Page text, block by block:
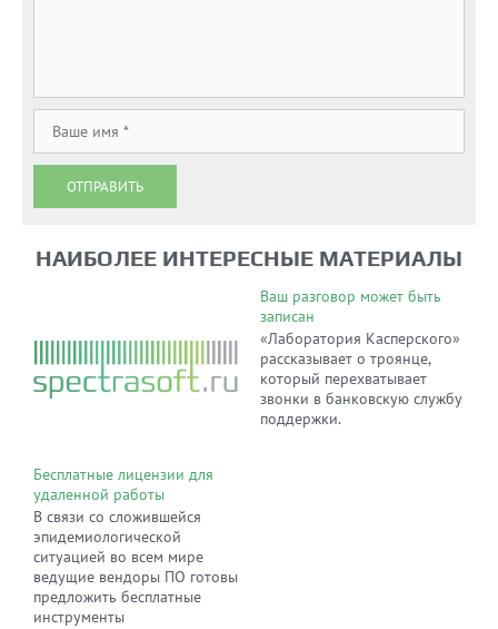
ОТПРАВИТЬ
НАИБОЛЕЕ ИНТЕРЕСНЫЕ МАТЕРИАЛЫ
Бесплатные лицензии для
удаленной работы
В связи со сложившейся
эпидемиологической
ситуацией во всем мире
ведущие вендоры ПО готовы
предложить бесплатные
инструменты
Ваш разговор может быть
записан
«Лаборатория Касперского»
рассказывает о троянце,
который перехватывает
звонки в банковскую службу
поддержки.